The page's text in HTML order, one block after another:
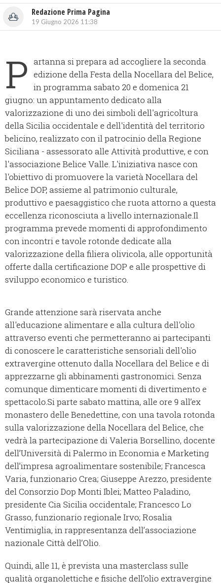
Redazione Prima Pagina
19 Giugno 2026 11:38
P artanna si prepara ad accogliere la seconda
edizione della Festa della Nocellara del Belice,
in programma sabato 20 e domenica 21
giugno: un appuntamento dedicato alla
valorizzazione di uno dei simboli dell'agricoltura
della Sicilia occidentale e dell'identità del territorio
belicino, realizzato con il patrocinio della Regione
Siciliana - assessorato alle Attività produttive, e con
l'associazione Belice Valle. L'iniziativa nasce con
l'obiettivo di promuovere la varietà Nocellara del
Belice DOP, assieme al patrimonio culturale,
produttivo e paesaggistico che ruota attorno a questa
eccellenza riconosciuta a livello internazionale.Il
programma prevede momenti di approfondimento
con incontri e tavole rotonde dedicate alla
valorizzazione della filiera olivicola, alle opportunità
offerte dalla certificazione DOP e alle prospettive di
sviluppo economico e turistico.
Grande attenzione sarà riservata anche
all'educazione alimentare e alla cultura dell'olio
attraverso eventi che permetteranno ai partecipanti
di conoscere le caratteristiche sensoriali dell'olio
extravergine ottenuto dalla Nocellara del Belice e di
apprezzarne gli abbinamenti gastronomici. Senza
comunque dimenticare momenti di divertimento e
spettacolo.Si parte sabato mattina, alle ore 9 all’ex
monastero delle Benedettine, con una tavola rotonda
sulla valorizzazione della Nocellara del Belice, che
vedrà la partecipazione di Valeria Borsellino, docente
dell’Università di Palermo in Economia e Marketing
dell’impresa agroalimentare sostenibile; Francesca
Varia, funzionario Crea; Giuseppe Arezzo, presidente
del Consorzio Dop Monti Iblei; Matteo Paladino,
presidente Cia Sicilia occidentale; Francesco Lo
Grasso, funzionario regionale Irvo; Rosalia
Ventimiglia, in rappresentanza dell’associazione
nazionale Città dell’Olio.
Quindi, alle 11, è prevista una masterclass sulle
qualità organolettiche e fisiche dell’olio extravergine